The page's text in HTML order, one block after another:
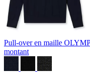
Pull-over en maille
montant